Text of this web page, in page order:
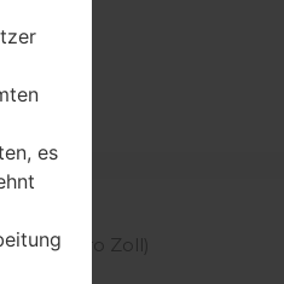
Pixel pro Zoll)
es